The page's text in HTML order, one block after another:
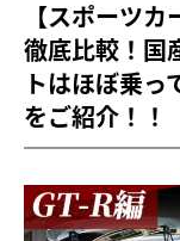
【スポーツ
徹底比較！国
トはほぼ乗っ
をご紹介！！